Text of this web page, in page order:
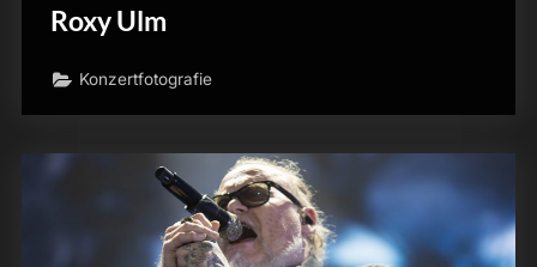
Roxy Ulm
Konzertfotografie